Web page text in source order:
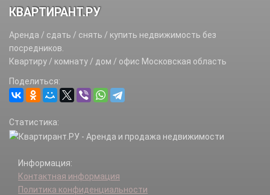
КВАРТИРАНТ.РУ
Аренда / сдать / снять / купить недвижимость без
посредников.
Квартиру / комнату / дом / офис Московская область
Поделиться:
Статистика:
Информация:
Контактная информация
Политика конфиденциальности